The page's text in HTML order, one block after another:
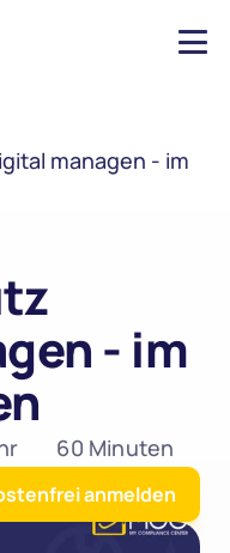
managen - im
- im
60 Minuten
anmelden